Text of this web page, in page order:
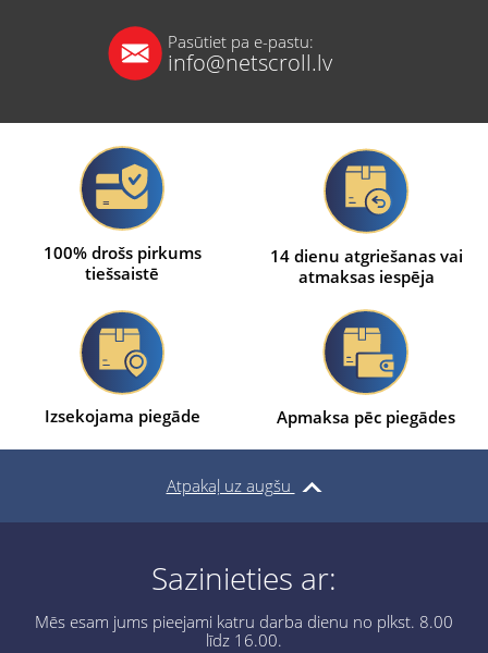
Pasūtiet pa e-pastu:
info@netscroll.lv
100% drošs pirkums
tiešsaistē
14 dienu atgriešanas vai
atmaksas iespēja
Izsekojama piegāde Apmaksa pēc piegādes
Atpakaļ uz augšu
Sazinieties ar:
Mēs esam jums pieejami katru darba dienu no plkst. 8.00
līdz 16.00.